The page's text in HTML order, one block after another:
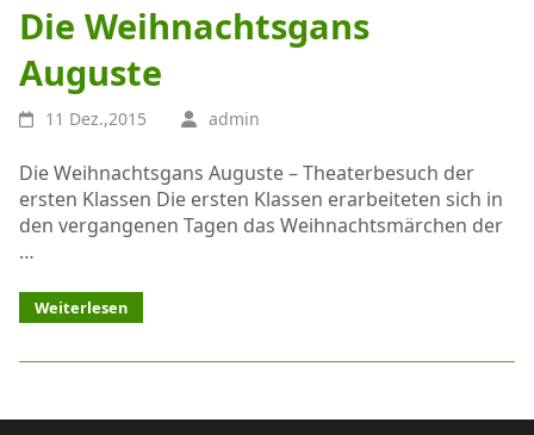
Die Weihnachtsgans
Auguste
11 Dez.,2015 admin
Die Weihnachtsgans Auguste – Theaterbesuch der
ersten Klassen Die ersten Klassen erarbeiteten sich in
den vergangenen Tagen das Weihnachtsmärchen der
…
Weiterlesen